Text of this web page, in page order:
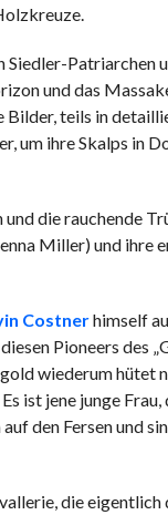
Siedler-
und das
teils in
um ihre Skalps in
die rauchende
Miller) und ihre
Costnerhimself
Pioneers des
wiederum hütet
ist jene junge
den Fersen und
die